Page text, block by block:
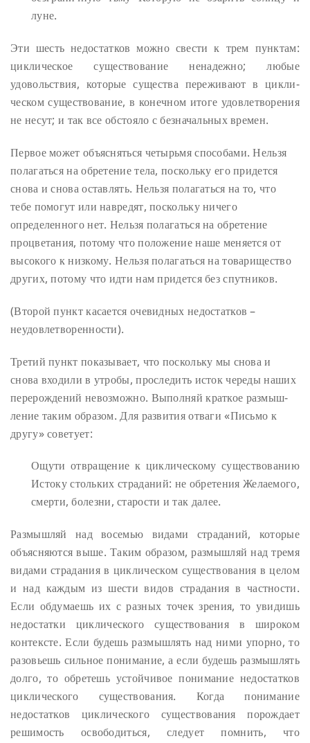
луне.
Эти шесть недостатков можно свести к трем пунктам:
циклическое существование ненадежно; любые
удовольствия, которые существа переживают в цикли-
ческом существование, в конечном итоге удовлетворения
не несут; и так все обстояло с безначальных времен.
Первое может объясняться четырьмя способами. Нельзя
полагаться на обретение тела, поскольку его придется
снова и снова оставлять. Нельзя полагаться на то, что
тебе помогут или навредят, поскольку ничего
определенного нет. Нельзя полагаться на обретение
процветания, потому что положение наше меняется от
высокого к низкому. Нельзя полагаться на товарищество
других, потому что идти нам придется без спутников.
(Второй пункт касается очевидных недостатков –
неудовлетворенности).
Третий пункт показывает, что поскольку мы снова и
снова входили в утробы, проследить исток череды наших
перерождений невозможно. Выполняй краткое размыш-
ление таким образом. Для развития отваги «Письмо к
другу» советует:
Ощути отвращение к циклическому существованию
Истоку стольких страданий: не обретения Желаемого,
смерти, болезни, старости и так далее.
Размышляй над восемью видами страданий, которые
объясняются выше. Таким образом, размышляй над тремя
видами страдания в циклическом существования в целом
и над каждым из шести видов страдания в частности.
Если обдумаешь их с разных точек зрения, то увидишь
недостатки циклического существования в широком
контексте. Если будешь размышлять над ними упорно, то
разовьешь сильное понимание, а если будешь размышлять
долго, то обретешь устойчивое понимание недостатков
циклического существования. Когда понимание
недостатков циклического существования порождает
решимость освободиться, следует помнить, что